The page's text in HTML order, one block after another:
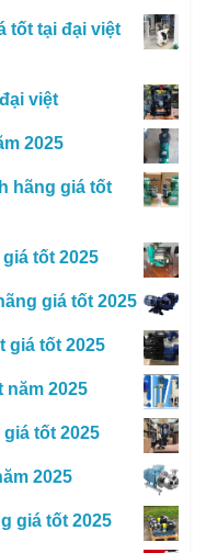
tốt tại đại việt
việt
2025
hãng giá tốt
tốt 2025
giá tốt 2025
giá tốt 2025
năm 2025
tốt 2025
2025
giá tốt 2025